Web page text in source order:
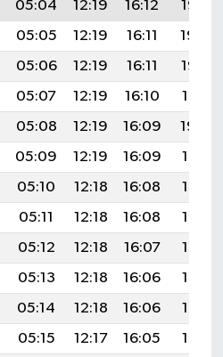
05:04 12:19 16:12
19:25
05:05 12:19 16:11
19:24
05:06 12:19 16:11
19:23
05:07 12:19 16:10
19:21
05:08 12:19 16:09
19:20
05:09 12:19 16:09
19:19
05:10 12:18 16:08
19:17
05:11 12:18 16:08
19:16
05:12 12:18 16:07
19:14
05:13 12:18 16:06
19:13
05:14 12:18 16:06
19:12
05:15 12:17 16:05
19:10